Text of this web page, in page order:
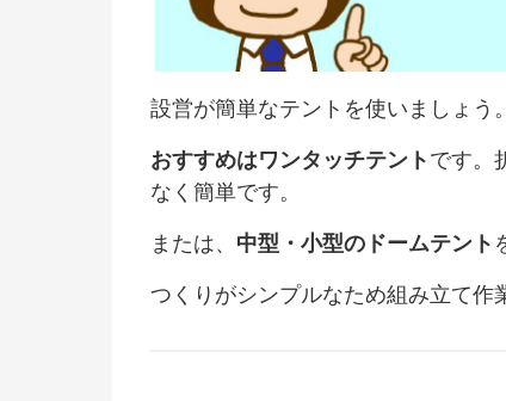
設営が簡単なテントを使いましょう。
おすすめはワンタッチテント です。
なく簡単です。
または、 中型・小型のドームテント
つくりがシンプルなため組み立て作